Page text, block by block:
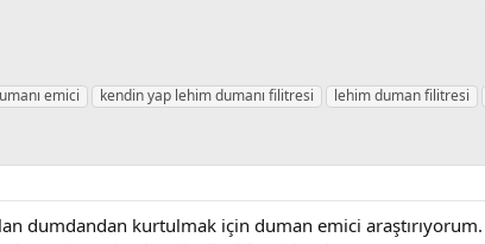
emici kendin yap lehim dumanı filitresi lehim duman filitresi
dumdandan kurtulmak için duman emici